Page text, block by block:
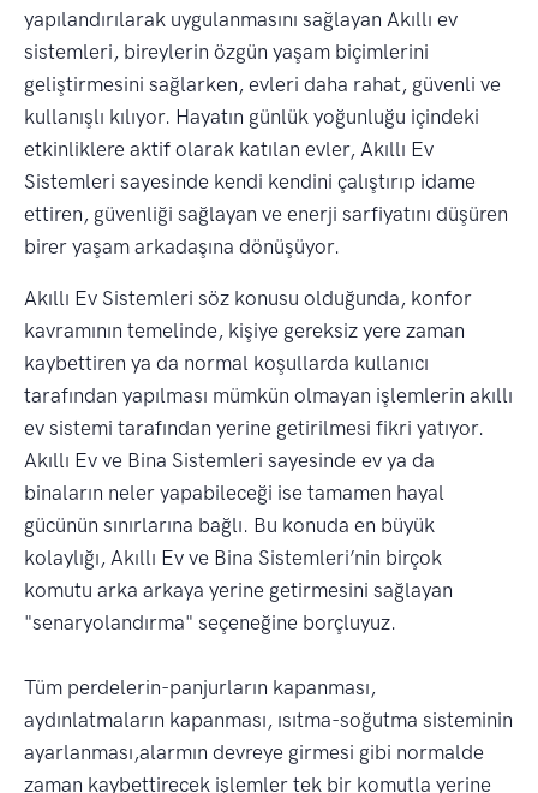
yapılandırılarak uygulanmasını sağlayan Akıllı ev
sistemleri, bireylerin özgün yaşam biçimlerini
geliştirmesini sağlarken, evleri daha rahat, güvenli ve
kullanışlı kılıyor. Hayatın günlük yoğunluğu içindeki
etkinliklere aktif olarak katılan evler, Akıllı Ev
Sistemleri sayesinde kendi kendini çalıştırıp idame
ettiren, güvenliği sağlayan ve enerji sarfiyatını düşüren
birer yaşam arkadaşına dönüşüyor.
Akıllı Ev Sistemleri söz konusu olduğunda, konfor
kavramının temelinde, kişiye gereksiz yere zaman
kaybettiren ya da normal koşullarda kullanıcı
tarafından yapılması mümkün olmayan işlemlerin akıllı
ev sistemi tarafından yerine getirilmesi fikri yatıyor.
Akıllı Ev ve Bina Sistemleri sayesinde ev ya da
binaların neler yapabileceği ise tamamen hayal
gücünün sınırlarına bağlı. Bu konuda en büyük
kolaylığı, Akıllı Ev ve Bina Sistemleri’nin birçok
komutu arka arkaya yerine getirmesini sağlayan
"senaryolandırma" seçeneğine borçluyuz.
Tüm perdelerin-panjurların kapanması,
aydınlatmaların kapanması, ısıtma-soğutma sisteminin
ayarlanması,alarmın devreye girmesi gibi normalde
zaman kaybettirecek işlemler tek bir komutla yerine